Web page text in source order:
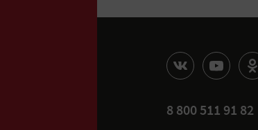
8 800 511 91 82